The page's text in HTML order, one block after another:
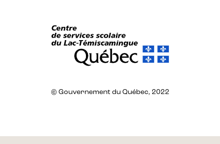
© Gouvernement du Québec, 2022